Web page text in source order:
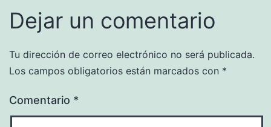
Dejar un comentario
Tu dirección de correo electrónico no será publicada.
Los campos obligatorios están marcados con *
Comentario *